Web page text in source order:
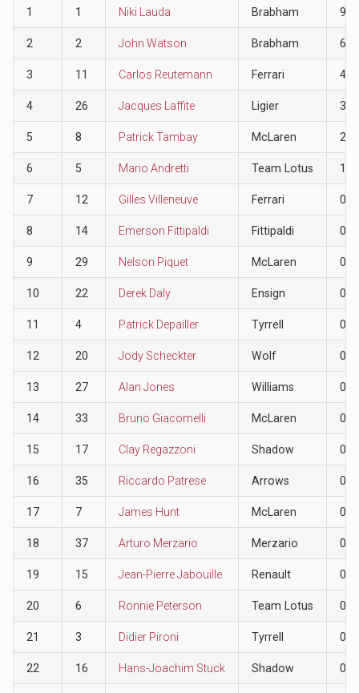
1 1 Niki Lauda Brabham 9
2 2 John Watson Brabham 6
3 11 Carlos Reutemann Ferrari 4
4 26 Jacques Laffite Ligier 3
5 8 Patrick Tambay McLaren 2
6 5 Mario Andretti Team Lotus 1
7 12 Gilles Villeneuve Ferrari 0
8 14 Emerson Fittipaldi Fittipaldi 0
9 29 Nelson Piquet McLaren 0
10 22 Derek Daly Ensign 0
11 4 Patrick Depailler Tyrrell 0
12 20 Jody Scheckter Wolf 0
13 27 Alan Jones Williams 0
14 33 Bruno Giacomelli McLaren 0
15 17 Clay Regazzoni Shadow 0
16 35 Riccardo Patrese Arrows 0
17 7 James Hunt McLaren 0
18 37 Arturo Merzario Merzario 0
19 15 Jean-Pierre Jabouille Renault 0
20 6 Ronnie Peterson Team Lotus 0
21 3 Didier Pironi Tyrrell 0
22 16 Hans-Joachim Stuck Shadow 0